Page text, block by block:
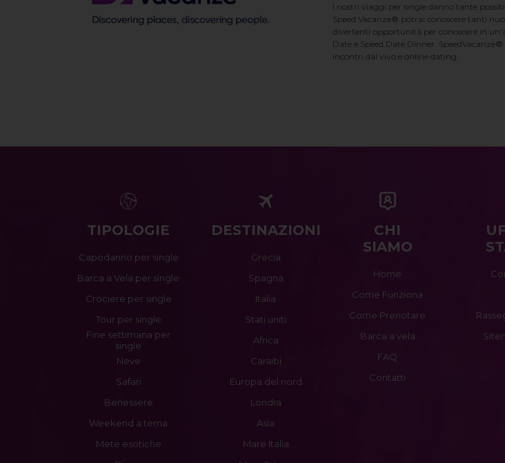
I nostri viaggi per single danno tante
Speed Vacanze® potrai conoscere tanti
divertenti opportunità per conoscere in
Date e Speed Date Dinner.
incontri dal vivo e online dating.
TIPOLOGIE
Capodanno per single
Barca a Vela per single
Crociere per single
Tour per single
Fine settimana per
single
Neve
Safari
Benessere
Weekend a tema
Mete esotiche
DESTINAZIONI
Grecia
Spagna
Italia
Stati uniti
Africa
Caraibi
Europa del nord
Londra
Asia
Mare Italia
CHI
SIAMO
Home
Come Funziona
Come Prenotare
Barca a vela
FAQ
Contatti